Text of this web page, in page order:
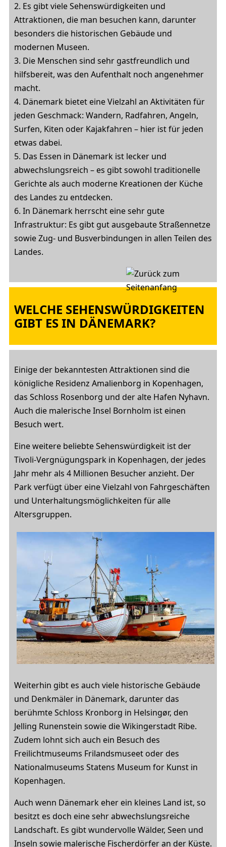
2. Es gibt viele Sehenswürdigkeiten und
Attraktionen, die man besuchen kann, darunter
besonders die historischen Gebäude und
modernen Museen.
3. Die Menschen sind sehr gastfreundlich und
hilfsbereit, was den Aufenthalt noch angenehmer
macht.
4. Dänemark bietet eine Vielzahl an Aktivitäten für
jeden Geschmack: Wandern, Radfahren, Angeln,
Surfen, Kiten oder Kajakfahren – hier ist für jeden
etwas dabei.
5. Das Essen in Dänemark ist lecker und
abwechslungsreich – es gibt sowohl traditionelle
Gerichte als auch moderne Kreationen der Küche
des Landes zu entdecken.
6. In Dänemark herrscht eine sehr gute
Infrastruktur: Es gibt gut ausgebaute Straßennetze
sowie Zug- und Busverbindungen in allen Teilen des
Landes.
WELCHE SEHENSWÜRDIGKEITEN
GIBT ES IN DÄNEMARK?
Einige der bekanntesten Attraktionen sind die
königliche Residenz Amalienborg in Kopenhagen,
das Schloss Rosenborg und der alte Hafen Nyhavn.
Auch die malerische Insel Bornholm ist einen
Besuch wert.
Eine weitere beliebte Sehenswürdigkeit ist der
Tivoli-Vergnügungspark in Kopenhagen, der jedes
Jahr mehr als 4 Millionen Besucher anzieht. Der
Park verfügt über eine Vielzahl von Fahrgeschäften
und Unterhaltungsmöglichkeiten für alle
Altersgruppen.
Weiterhin gibt es auch viele historische Gebäude
und Denkmäler in Dänemark, darunter das
berühmte Schloss Kronborg in Helsingør, den
Jelling Runenstein sowie die Wikingerstadt Ribe.
Zudem lohnt sich auch ein Besuch des
Freilichtmuseums Frilandsmuseet oder des
Nationalmuseums Statens Museum for Kunst in
Kopenhagen.
Auch wenn Dänemark eher ein kleines Land ist, so
besitzt es doch eine sehr abwechslungsreiche
Landschaft. Es gibt wundervolle Wälder, Seen und
Inseln sowie malerische Fischerdörfer an der Küste.